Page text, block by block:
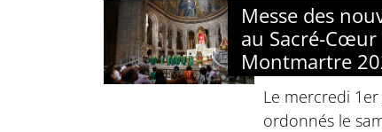
Messe des
au Sacré-Cœur
Montmartre
Le mercredi
ordonnés le